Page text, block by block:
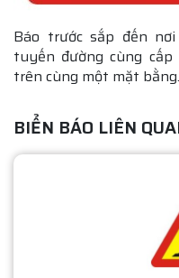
Báo trước sắp đến
tuyến đường cùng
trên cùng một mặt bằng.
BIỂN BÁO LIÊN